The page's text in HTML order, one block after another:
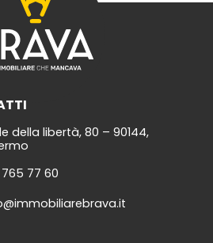
BRAVA
Servizi per i clienti
immobili
Contatti
della libertà, 80 – 90144,
765 77 60